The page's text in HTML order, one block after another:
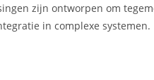
zijn ontworpen om
in complexe systemen.